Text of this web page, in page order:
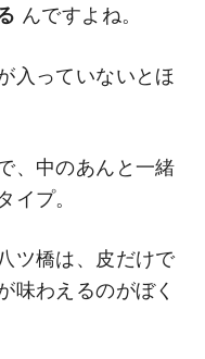
んですよね。
入っていないとほ
、中のあんと一緒
プ。
ツ橋は、皮だけで
味わえるのがぼく